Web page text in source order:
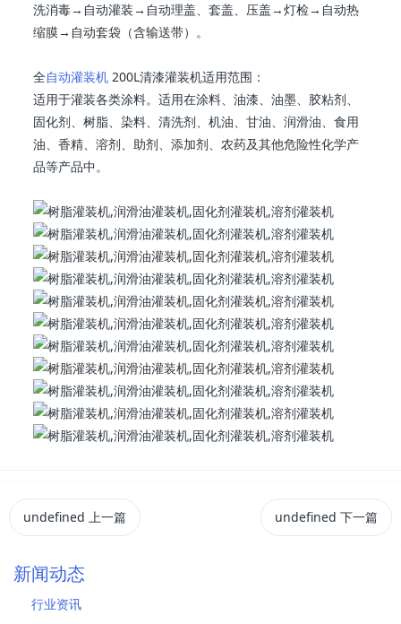
洗消毒→自动灌装→自动理盖、套盖、压盖→灯检→自动热
缩膜→自动套袋（含输送带）。
全自动灌装机 200L清漆灌装机适用范围：
适用于灌装各类涂料。适用在涂料、油漆、油墨、胶粘剂、
固化剂、树脂、染料、清洗剂、机油、甘油、润滑油、食用
油、香精、溶剂、助剂、添加剂、农药及其他危险性化学产
品等产品中。
undefined 上一篇 undefined 下一篇
新闻动态
行业资讯